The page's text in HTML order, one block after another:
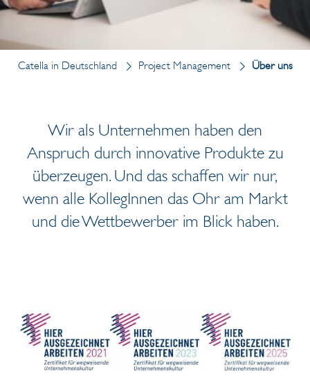
Catella in Deutschland Project Management Über uns
Wir als Unternehmen haben den
Anspruch durch innovative Produkte zu
überzeugen. Und das schaffen wir nur,
wenn alle KollegInnen das Ohr am Markt
und die Wettbewerber im Blick haben.